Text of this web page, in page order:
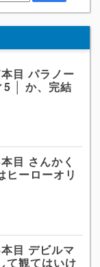
目 パラノー
5 │ か、完結
目 さんかく
ヒーローオリ
目 デビルマ
て観てはいけ